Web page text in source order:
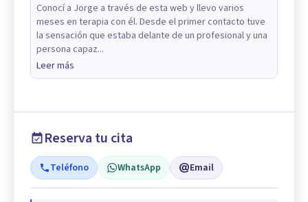
Conocí a Jorge a través de esta web y llevo varios
meses en terapia con él. Desde el primer contacto tuve
la sensación que estaba delante de un profesional y una
persona capaz...
Leer más
Reserva tu cita
Teléfono WhatsApp Email